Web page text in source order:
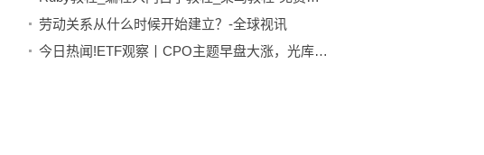
劳动关系从什么时候开始建立？-全球视讯
今日热闻!ETF观察丨CPO主题早盘大涨，光库科技20CM涨停，通信ETF（159695）涨1.38%